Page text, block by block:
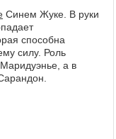
Синем Жуке. В руки
способна
силу. Роль
а в